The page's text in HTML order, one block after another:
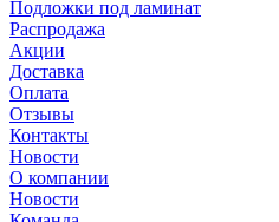
Подложки под ламинат
Распродажа
Акции
Доставка
Оплата
Отзывы
Контакты
Новости
О компании
Новости